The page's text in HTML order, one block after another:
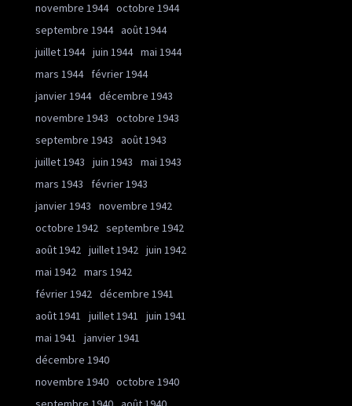
novembre 1944 octobre 1944
septembre 1944 août 1944
juillet 1944 juin 1944 mai 1944
mars 1944
février 1944
janvier 1944 décembre 1943
novembre 1943
octobre 1943
septembre 1943
août 1943
juillet 1943
juin 1943
mai 1943
mars 1943
février 1943
janvier 1943
novembre 1942
octobre 1942 septembre 1942
août 1942 juillet 1942 juin 1942
mai 1942 mars 1942
février 1942 décembre 1941
août 1941
juillet 1941
juin 1941
mai 1941
janvier 1941
décembre 1940
novembre 1940 octobre 1940